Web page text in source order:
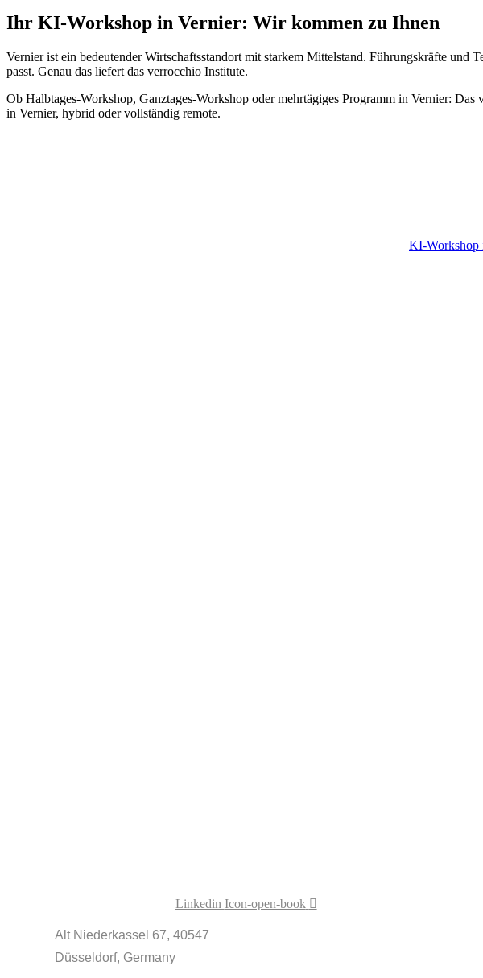
Ihr KI-Workshop in Vernier: Wir kommen zu Ihnen
Vernier ist ein bedeutender Wirtschaftsstandort mit starkem Mittelstand. Führungskräfte
passt. Genau das liefert das verrocchio Institute.
Ob Halbtages-Workshop, Ganztages-Workshop oder mehrtägiges Programm in Vernier:
in Vernier, hybrid oder vollständig remote.
KI-Workshop
Linkedin Icon-open-book
Alt Niederkassel 67, 40547
Düsseldorf, Germany